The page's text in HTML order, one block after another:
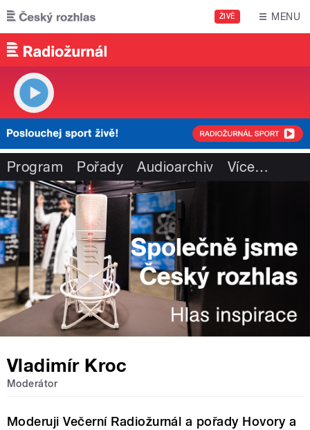
Přejít k hlavnímu obsahu
ŽIVĚ MENU
Program Pořady Audioarchiv Více…
Vladimír Kroc
Moderátor
Moderuji Večerní Radiožurnál a pořady Hovory a